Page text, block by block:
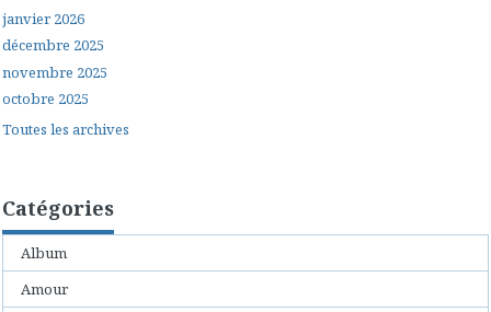
janvier 2026
décembre 2025
novembre 2025
octobre 2025
Toutes les archives
Catégories
Album
Amour